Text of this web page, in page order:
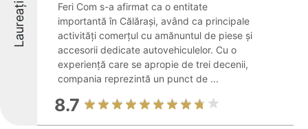
Laureați
Feri Com s-a afirmat ca o entitate
importantă în Călărași, având ca principale
activități comerțul cu amănuntul de piese și
accesorii dedicate autovehiculelor. Cu o
experiență care se apropie de trei decenii,
compania reprezintă un punct de ...
8.7